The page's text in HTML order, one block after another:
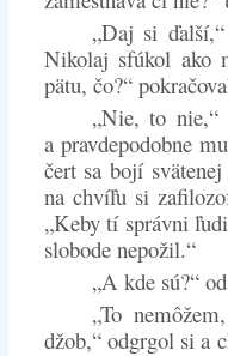
„Daj si
Nikolaj sfúkol ako
pätu, čo?“
„Nie, to
a pravdepodobne
čert sa bojí
na chvíľu si
„Keby tí správni
slobode nepožil.“
„A kde sú?“
„To
džob,“ odgrgol si a